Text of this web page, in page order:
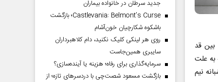
بر تفاوت بین قد
به علت
نیم
جدید سرطان در خانواده بیماران
Castlevania: Belmont’s Curse؛ بازگشت
باشکوه شکارچیان خون‌آشام
روی هر لینکی کلیک نکنید، دام کلاهبرداران
سایبری همین‌جاست
سرمایه‌گذاری برای رفاه؛ هزینه یا آینده‌سازی؟
بازگشت مسعود شصت‌چی با دردسر‌های تازه؛ از